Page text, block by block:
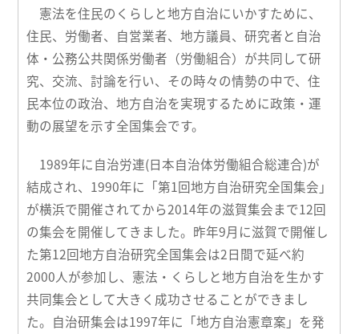
憲法を住民のくらしと地方自治にいかすために、
住民、労働者、自営業者、地方議員、研究者と自治
体・公務公共関係労働者（労働組合）が共同して研
究、交流、討論を行い、その時々の情勢の中で、住
民本位の政治、地方自治を実現するために政策・運
動の展望を示す全国集会です。
1989年に自治労連(日本自治体労働組合総連合)が
結成され、1990年に「第1回地方自治研究全国集会」
が横浜で開催されてから2014年の滋賀集会まで12回
の集会を開催してきました。昨年9月に滋賀で開催し
た第12回地方自治研究全国集会は2日間で延べ約
2000人が参加し、憲法・くらしと地方自治を生かす
共同集会として大きく成功させることができまし
た。自治研集会は1997年に「地方自治憲章案」を発